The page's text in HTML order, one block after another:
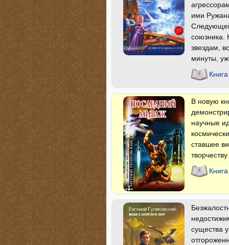
ими
союзника.
звездам,
минуты,
В новую
научные
ставшее
существа